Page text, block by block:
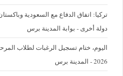
تركيا: اتفاق الدفاع مع السعودية
دولة أخرى - بوابة المدينة برس
اليوم، ختام تسجيل الرغبات لطلاب
2026 - المدينة برس